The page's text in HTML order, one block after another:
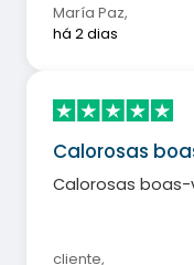
María Paz,
há 2 dias
Calorosas
Calorosas boas-
cliente,